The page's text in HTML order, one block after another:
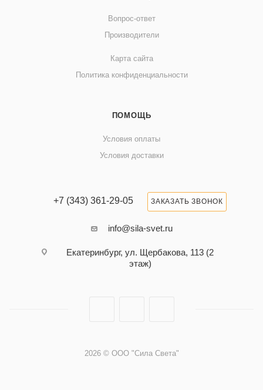
Вопрос-ответ
Производители
Карта сайта
Политика конфиденциальности
ПОМОЩЬ
Условия оплаты
Условия доставки
+7 (343) 361-29-05 ЗАКАЗАТЬ ЗВОНОК
info@sila-svet.ru
Екатеринбург, ул. Щербакова, 113 (2
этаж)
2026 © ООО "Сила Света"